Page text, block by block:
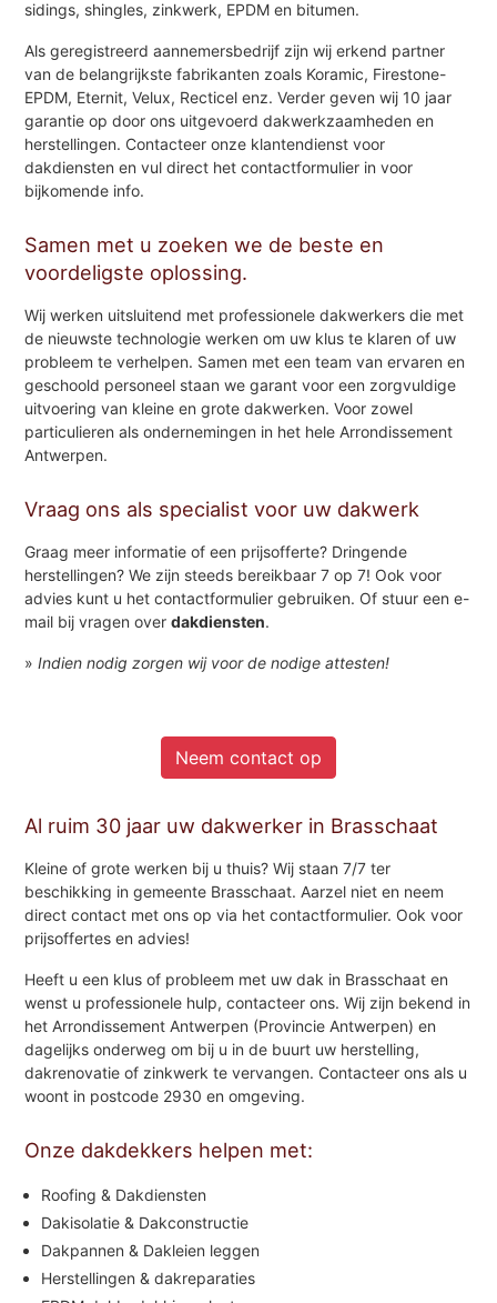
sidings, shingles, zinkwerk, EPDM en bitumen.
Als geregistreerd aannemersbedrijf zijn wij erkend partner
van de belangrijkste fabrikanten zoals Koramic, Firestone-
EPDM, Eternit, Velux, Recticel enz. Verder geven wij 10 jaar
garantie op door ons uitgevoerd dakwerkzaamheden en
herstellingen. Contacteer onze klantendienst voor
dakdiensten en vul direct het contactformulier in voor
bijkomende info.
Samen met u zoeken we de beste en
voordeligste oplossing.
Wij werken uitsluitend met professionele dakwerkers die met
de nieuwste technologie werken om uw klus te klaren of uw
probleem te verhelpen. Samen met een team van ervaren en
geschoold personeel staan we garant voor een zorgvuldige
uitvoering van kleine en grote dakwerken. Voor zowel
particulieren als ondernemingen in het hele Arrondissement
Antwerpen.
Vraag ons als specialist voor uw dakwerk
Graag meer informatie of een prijsofferte? Dringende
herstellingen? We zijn steeds bereikbaar 7 op 7! Ook voor
advies kunt u het contactformulier gebruiken. Of stuur een e-
mail bij vragen overdakdiensten.
»Indien nodig zorgen wij voor de nodige attesten!
Neem contact op
Al ruim 30 jaar uw dakwerker in Brasschaat
Kleine of grote werken bij u thuis? Wij staan 7/7 ter
beschikking in gemeente Brasschaat. Aarzel niet en neem
direct contact met ons op via het contactformulier. Ook voor
prijsoffertes en advies!
Heeft u een klus of probleem met uw dak in Brasschaat en
wenst u professionele hulp, contacteer ons. Wij zijn bekend in
het Arrondissement Antwerpen (Provincie Antwerpen) en
dagelijks onderweg om bij u in de buurt uw herstelling,
dakrenovatie of zinkwerk te vervangen. Contacteer ons als u
woont in postcode 2930 en omgeving.
Onze dakdekkers helpen met:
Roofing & Dakdiensten
Dakisolatie & Dakconstructie
Dakpannen & Dakleien leggen
Herstellingen & dakreparaties